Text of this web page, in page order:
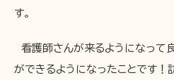
す。
看護師さんが来るようになって
ができるようになったことです！